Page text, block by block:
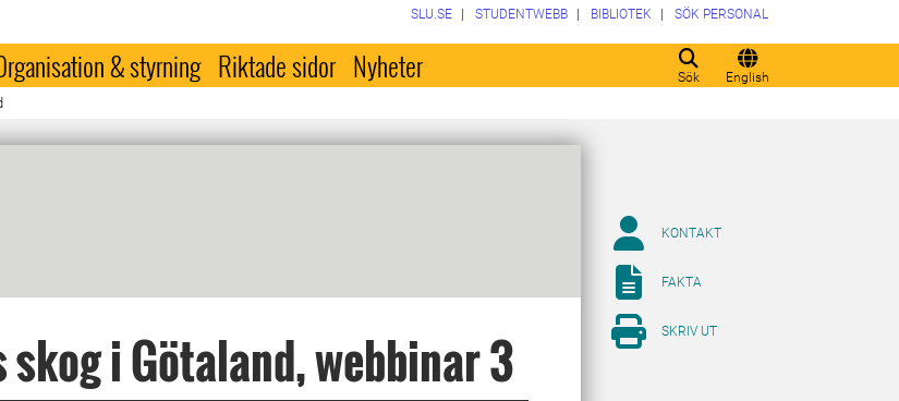
Sök English
SLU.SE STUDENTWEBB BIBLIOTEK SÖK PERSONAL
& styrning Riktade sidor Nyheter
skog i Götaland, webbinar 3
KONTAKT
FAKTA
SKRIV UT